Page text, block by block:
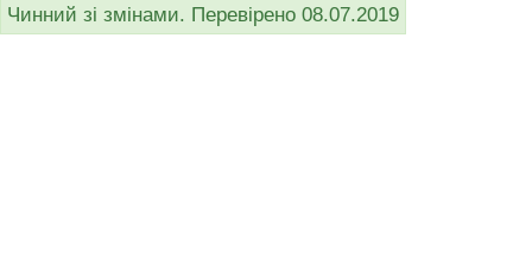
Чинний зі змінами. Перевірено 08.07.2019